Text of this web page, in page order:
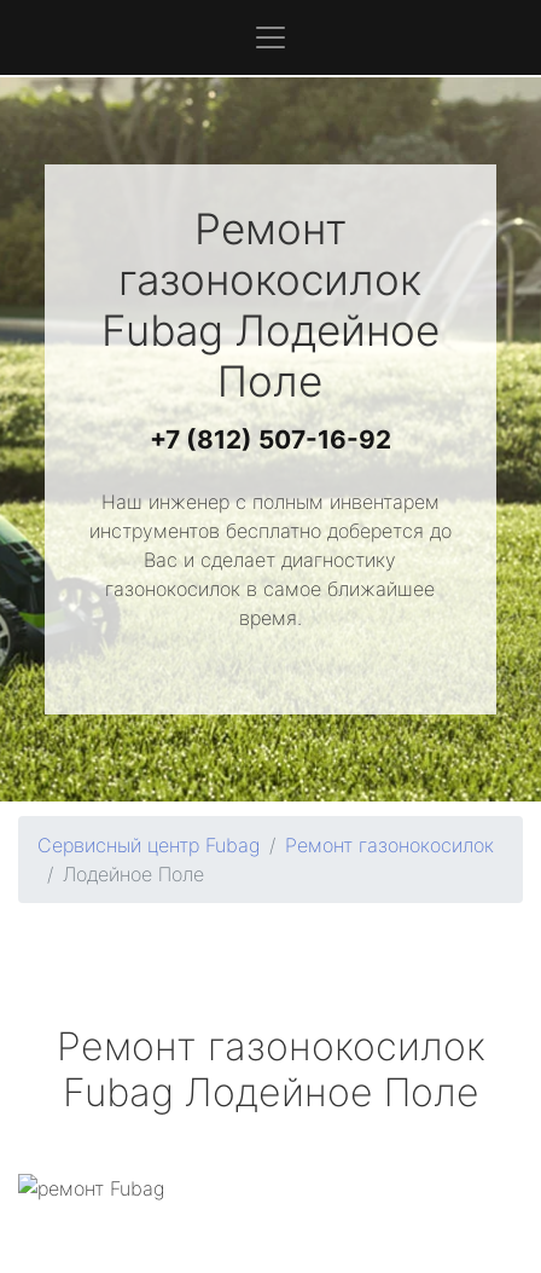
Ремонт
газонокосилок
Fubag Лодейное
Поле
+7 (812) 507-16-92
Наш инженер с полным инвентарем
инструментов бесплатно доберется до
Вас и сделает диагностику
газонокосилок в самое ближайшее
время.
Сервисный центр Fubag
Ремонт газонокосилок
Лодейное Поле
Ремонт газонокосилок
Fubag Лодейное Поле